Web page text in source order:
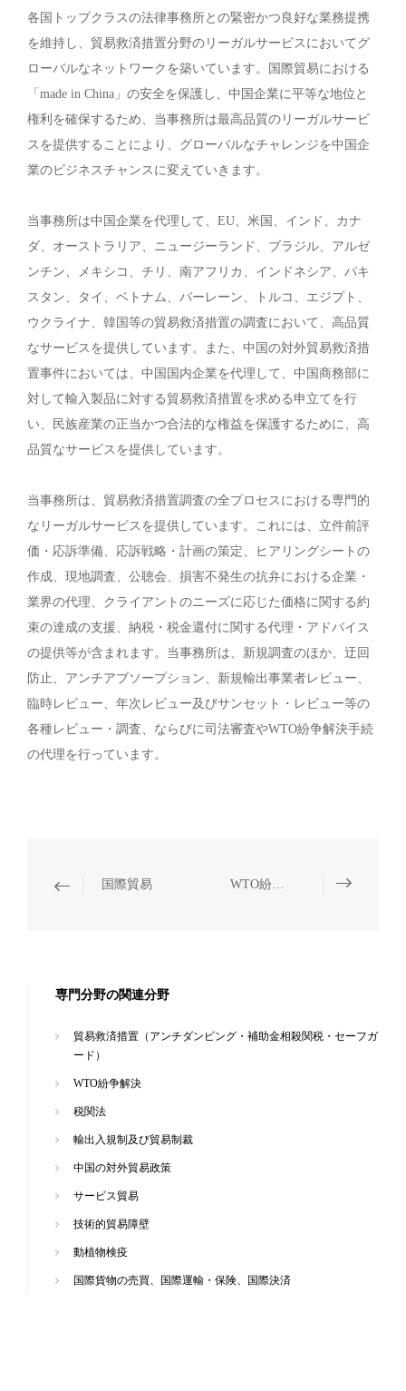
各国トップクラスの法律事務所との緊密かつ良好な業務提携
を維持し、貿易救済措置分野のリーガルサービスにおいてグ
ローバルなネットワークを築いています。国際貿易における
「made in China」の安全を保護し、中国企業に平等な地位と
権利を確保するため、当事務所は最高品質のリーガルサービ
スを提供することにより、グローバルなチャレンジを中国企
業のビジネスチャンスに変えていきます。
当事務所は中国企業を代理して、EU、米国、インド、カナ
ダ、オーストラリア、ニュージーランド、ブラジル、アルゼ
ンチン、メキシコ、チリ、南アフリカ、インドネシア、パキ
スタン、タイ、ベトナム、バーレーン、トルコ、エジプト、
ウクライナ、韓国等の貿易救済措置の調査において、高品質
なサービスを提供しています。また、中国の対外貿易救済措
置事件においては、中国国内企業を代理して、中国商務部に
対して輸入製品に対する貿易救済措置を求める申立てを行
い、民族産業の正当かつ合法的な権益を保護するために、高
品質なサービスを提供しています。
当事務所は、貿易救済措置調査の全プロセスにおける専門的
なリーガルサービスを提供しています。これには、立件前評
価・応訴準備、応訴戦略・計画の策定、ヒアリングシートの
作成、現地調査、公聴会、損害不発生の抗弁における企業・
業界の代理、クライアントのニーズに応じた価格に関する約
束の達成の支援、納税・税金還付に関する代理・アドバイス
の提供等が含まれます。当事務所は、新規調査のほか、迂回
防止、アンチアブソープション、新規輸出事業者レビュー、
臨時レビュー、年次レビュー及びサンセット・レビュー等の
各種レビュー・調査、ならびに司法審査やWTO紛争解決手続
の代理を行っています。
国際貿易 WTO紛争解決
専門分野の関連分野
貿易救済措置（アンチダンピング・補助金相殺関税・セーフガ
ード）
WTO紛争解決
税関法
輸出入規制及び貿易制裁
中国の対外貿易政策
サービス貿易
技術的貿易障壁
動植物検疫
国際貨物の売買、国際運輸・保険、国際決済